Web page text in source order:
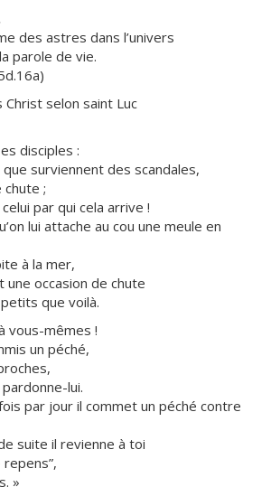
des astres dans l’univers
parole de vie.
Christ selon saint Luc
disciples :
surviennent des scandales,
chute ;
par qui cela arrive !
lui attache au cou une meule en
à la mer,
une occasion de chute
que voilà.
vous-mêmes !
un péché,
lui.
par jour il commet un péché contre
suite il revienne à toi
repens”,
»